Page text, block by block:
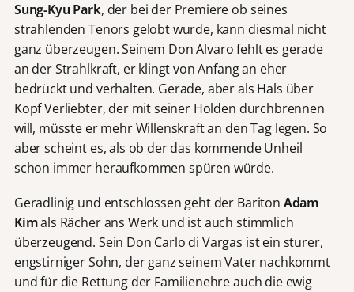
Sung-Kyu Park, der bei der Premiere ob seines
strahlenden Tenors gelobt wurde, kann diesmal nicht
ganz überzeugen. Seinem Don Alvaro fehlt es gerade
an der Strahlkraft, er klingt von Anfang an eher
bedrückt und verhalten. Gerade, aber als Hals über
Kopf Verliebter, der mit seiner Holden durchbrennen
will, müsste er mehr Willenskraft an den Tag legen. So
aber scheint es, als ob der das kommende Unheil
schon immer heraufkommen spüren würde.
Geradlinig und entschlossen geht der Bariton Adam
Kimals Rächer ans Werk und ist auch stimmlich
überzeugend. Sein Don Carlo di Vargas ist ein sturer,
engstirniger Sohn, der ganz seinem Vater nachkommt
und für die Rettung der Familienehre auch die ewig